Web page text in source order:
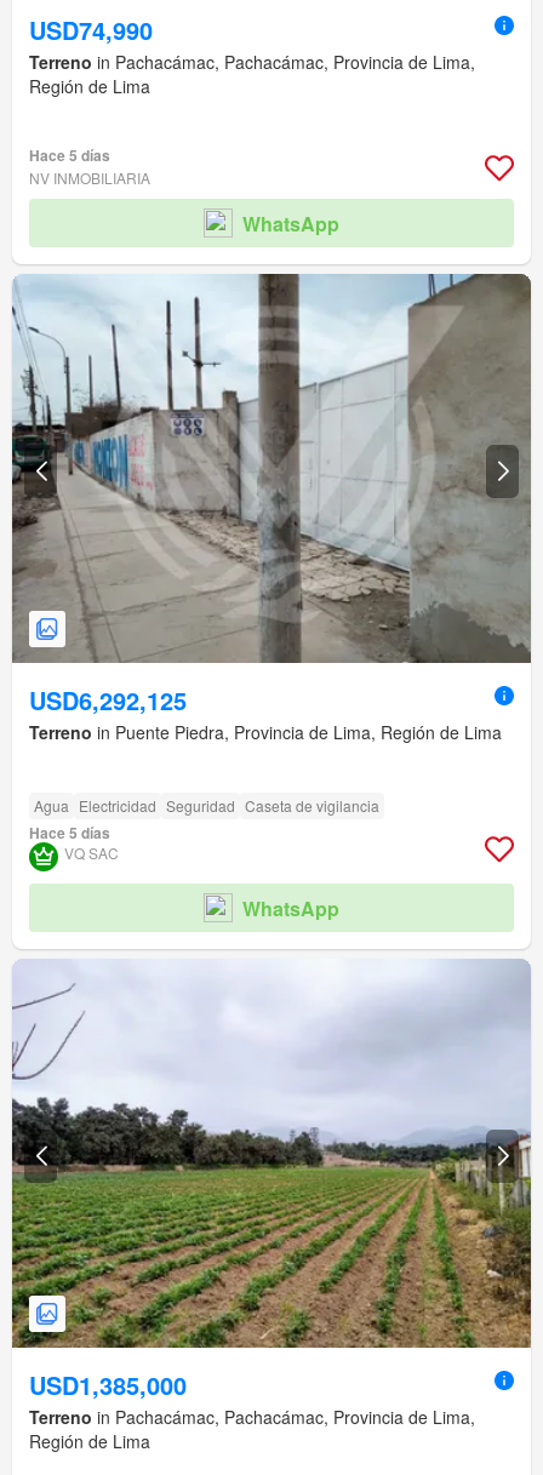
USD74,990
Terreno in Pachacámac, Pachacámac, Provincia de Lima,
Región de Lima
Hace 5 días
NV INMOBILIARIA
WhatsApp
USD6,292,125
Terreno in Puente Piedra, Provincia de Lima, Región de Lima
Agua Electricidad Seguridad Caseta de vigilancia
Hace 5 días
VQ SAC
WhatsApp
USD1,385,000
Terreno in Pachacámac, Pachacámac, Provincia de Lima,
Región de Lima